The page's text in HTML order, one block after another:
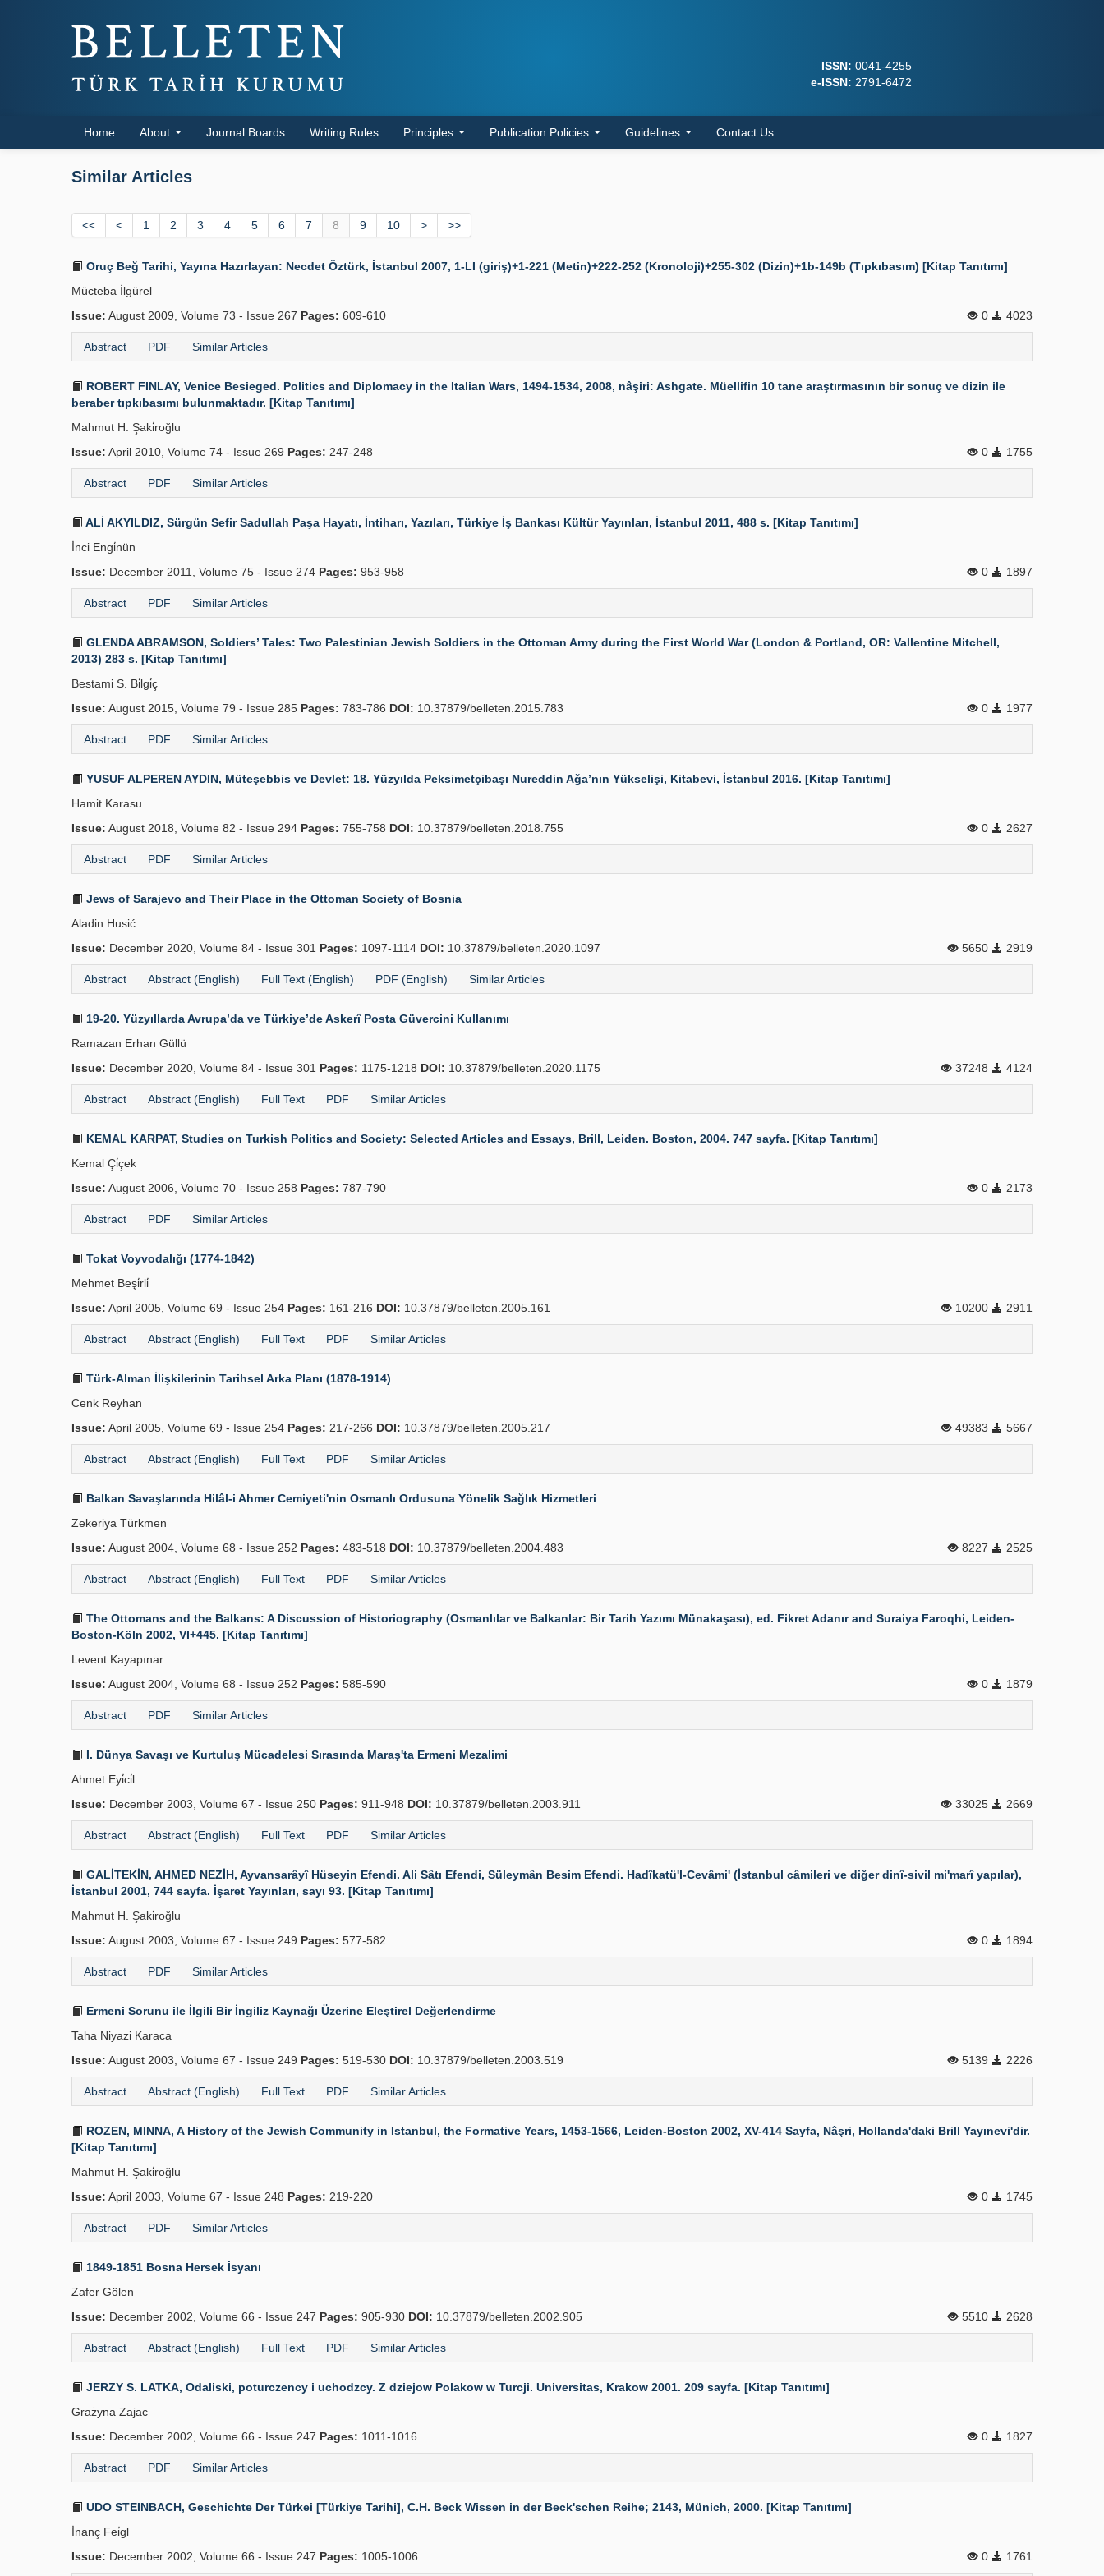
ISSN: 0041-4255
e-ISSN: 2791-6472
Home About Journal Boards Writing Rules Principles Publication Policies Guidelines Contact Us
Similar Articles
<< < 1 2 3 4 5 6 7 8 9 10 > >>
Oruç Beğ Tarihi, Yayına Hazırlayan: Necdet Öztürk, İstanbul 2007, 1-LI (giriş)+1-221 (Metin)+222-252 (Kronoloji)+255-302 (Dizin)+1b-149b (Tıpkıbasım) [Kitap Tanıtımı]
Mücteba İlgürel
Issue: August 2009, Volume 73 - Issue 267 Pages: 609-610 0 4023
Abstract PDF Similar Articles
ROBERT FINLAY, Venice Besieged. Politics and Diplomacy in the Italian Wars, 1494-1534, 2008, nâşiri: Ashgate. Müellifin 10 tane araştırmasının bir sonuç ve dizin ile
beraber tıpkıbasımı bulunmaktadır. [Kitap Tanıtımı]
Mahmut H. Şaki̇roğlu
Issue: April 2010, Volume 74 - Issue 269 Pages: 247-248 0 1755
Abstract PDF Similar Articles
ALİ AKYILDIZ, Sürgün Sefir Sadullah Paşa Hayatı, İntiharı, Yazıları, Türkiye İş Bankası Kültür Yayınları, İstanbul 2011, 488 s. [Kitap Tanıtımı]
İ̇nci Engi̇nün
Issue: December 2011, Volume 75 - Issue 274 Pages: 953-958 0 1897
Abstract PDF Similar Articles
GLENDA ABRAMSON, Soldiers’ Tales: Two Palestinian Jewish Soldiers in the Ottoman Army during the First World War (London & Portland, OR: Vallentine Mitchell,
2013) 283 s. [Kitap Tanıtımı]
Bestami S. Bi̇lgi̇ç
Issue: August 2015, Volume 79 - Issue 285 Pages: 783-786 DOI: 10.37879/belleten.2015.783 0 1977
Abstract PDF Similar Articles
YUSUF ALPEREN AYDIN, Müteşebbis ve Devlet: 18. Yüzyılda Peksimetçibaşı Nureddin Ağa’nın Yükselişi, Kitabevi, İstanbul 2016. [Kitap Tanıtımı]
Hamit Karasu
Issue: August 2018, Volume 82 - Issue 294 Pages: 755-758 DOI: 10.37879/belleten.2018.755 0 2627
Abstract PDF Similar Articles
Jews of Sarajevo and Their Place in the Ottoman Society of Bosnia
Aladin Husić
Issue: December 2020, Volume 84 - Issue 301 Pages: 1097-1114 DOI: 10.37879/belleten.2020.1097 5650 2919
Abstract Abstract (English) Full Text (English) PDF (English) Similar Articles
19-20. Yüzyıllarda Avrupa’da ve Türkiye’de Askerî Posta Güvercini Kullanımı
Ramazan Erhan Güllü
Issue: December 2020, Volume 84 - Issue 301 Pages: 1175-1218 DOI: 10.37879/belleten.2020.1175 37248 4124
Abstract Abstract (English) Full Text PDF Similar Articles
KEMAL KARPAT, Studies on Turkish Politics and Society: Selected Articles and Essays, Brill, Leiden. Boston, 2004. 747 sayfa. [Kitap Tanıtımı]
Kemal Çi̇çek
Issue: August 2006, Volume 70 - Issue 258 Pages: 787-790 0 2173
Abstract PDF Similar Articles
Tokat Voyvodalığı (1774-1842)
Mehmet Beşi̇rli̇
Issue: April 2005, Volume 69 - Issue 254 Pages: 161-216 DOI: 10.37879/belleten.2005.161 10200 2911
Abstract Abstract (English) Full Text PDF Similar Articles
Türk-Alman İlişkilerinin Tarihsel Arka Planı (1878-1914)
Cenk Reyhan
Issue: April 2005, Volume 69 - Issue 254 Pages: 217-266 DOI: 10.37879/belleten.2005.217 49383 5667
Abstract Abstract (English) Full Text PDF Similar Articles
Balkan Savaşlarında Hilâl-i Ahmer Cemiyeti'nin Osmanlı Ordusuna Yönelik Sağlık Hizmetleri
Zekeriya Türkmen
Issue: August 2004, Volume 68 - Issue 252 Pages: 483-518 DOI: 10.37879/belleten.2004.483 8227 2525
Abstract Abstract (English) Full Text PDF Similar Articles
The Ottomans and the Balkans: A Discussion of Historiography (Osmanlılar ve Balkanlar: Bir Tarih Yazımı Münakaşası), ed. Fikret Adanır and Suraiya Faroqhi, Leiden-
Boston-Köln 2002, VI+445. [Kitap Tanıtımı]
Levent Kayapınar
Issue: August 2004, Volume 68 - Issue 252 Pages: 585-590 0 1879
Abstract PDF Similar Articles
I. Dünya Savaşı ve Kurtuluş Mücadelesi Sırasında Maraş'ta Ermeni Mezalimi
Ahmet Eyi̇ci̇l
Issue: December 2003, Volume 67 - Issue 250 Pages: 911-948 DOI: 10.37879/belleten.2003.911 33025 2669
Abstract Abstract (English) Full Text PDF Similar Articles
GALİTEKİN, AHMED NEZİH, Ayvansarâyî Hüseyin Efendi. Ali Sâtı Efendi, Süleymân Besim Efendi. Hadîkatü'l-Cevâmi' (İstanbul câmileri ve diğer dinî-sivil mi'marî yapılar),
İstanbul 2001, 744 sayfa. İşaret Yayınları, sayı 93. [Kitap Tanıtımı]
Mahmut H. Şaki̇roğlu
Issue: August 2003, Volume 67 - Issue 249 Pages: 577-582 0 1894
Abstract PDF Similar Articles
Ermeni Sorunu ile İlgili Bir İngiliz Kaynağı Üzerine Eleştirel Değerlendirme
Taha Niyazi Karaca
Issue: August 2003, Volume 67 - Issue 249 Pages: 519-530 DOI: 10.37879/belleten.2003.519 5139 2226
Abstract Abstract (English) Full Text PDF Similar Articles
ROZEN, MINNA, A History of the Jewish Community in Istanbul, the Formative Years, 1453-1566, Leiden-Boston 2002, XV-414 Sayfa, Nâşri, Hollanda'daki Brill Yayınevi'dir.
[Kitap Tanıtımı]
Mahmut H. Şaki̇roğlu
Issue: April 2003, Volume 67 - Issue 248 Pages: 219-220 0 1745
Abstract PDF Similar Articles
1849-1851 Bosna Hersek İsyanı
Zafer Gölen
Issue: December 2002, Volume 66 - Issue 247 Pages: 905-930 DOI: 10.37879/belleten.2002.905 5510 2628
Abstract Abstract (English) Full Text PDF Similar Articles
JERZY S. LATKA, Odaliski, poturczency i uchodzcy. Z dziejow Polakow w Turcji. Universitas, Krakow 2001. 209 sayfa. [Kitap Tanıtımı]
Grażyna Zajac
Issue: December 2002, Volume 66 - Issue 247 Pages: 1011-1016 0 1827
Abstract PDF Similar Articles
UDO STEINBACH, Geschichte Der Türkei [Türkiye Tarihi], C.H. Beck Wissen in der Beck'schen Reihe; 2143, Münich, 2000. [Kitap Tanıtımı]
İ̇nanç Fei̇gl
Issue: December 2002, Volume 66 - Issue 247 Pages: 1005-1006 0 1761